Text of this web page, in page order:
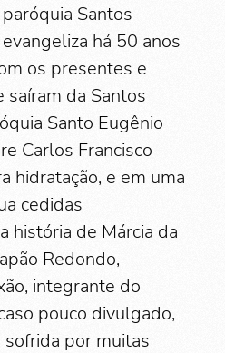
Santos
há 50 anos
os presentes e
saíram da Santos
Santo Eugênio
Carlos Francisco
hidratação, e em uma
cedidas
história de Márcia da
Redondo,
integrante do
pouco divulgado,
sofrida por muitas